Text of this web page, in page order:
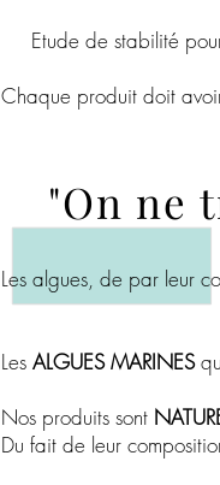
Etude de stabilité
Chaque produit doit
Les algues, de par leur
Les ALGUES MARINES
Nos produits sont
Du fait de leur
"On ne